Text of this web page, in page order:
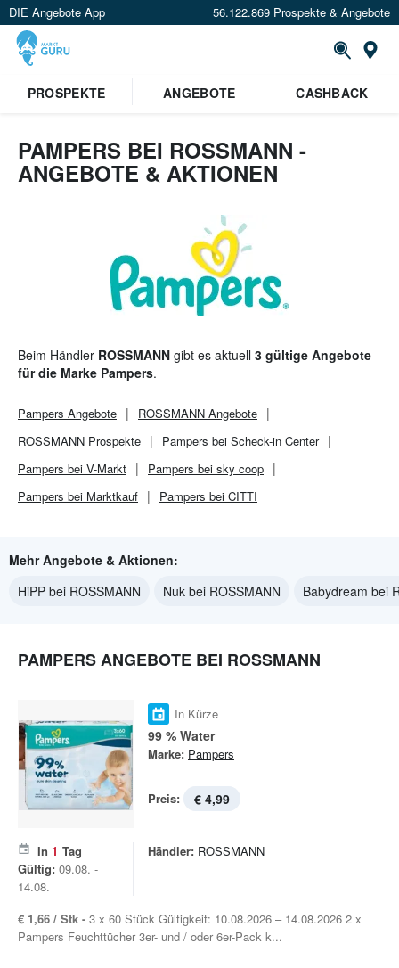
DIE Angebote App 56.122.869 Prospekte & Angebote
Standort festlegen
PROSPEKTE ANGEBOTE CASHBACK
PAMPERS BEI ROSSMANN -
ANGEBOTE & AKTIONEN
Beim Händler ROSSMANN gibt es aktuell 3 gültige Angebote
für die Marke Pampers.
Pampers Angebote ROSSMANN Angebote
ROSSMANN Prospekte
Pampers bei Scheck-in Center
Pampers bei V-Markt
Pampers bei sky coop
Pampers bei Marktkauf
Pampers bei CITTI
Mehr Angebote & Aktionen:
HiPP bei ROSSMANN
Nuk bei ROSSMANN Babydream bei
PAMPERS ANGEBOTE BEI ROSSMANN
In Kürze
99 % Water
Marke: Pampers
Preis: € 4,99
In 1 Tag
Gültig: 09.08. -
14.08.
Händler: ROSSMANN
€ 1,66 / Stk - 3 x 60 Stück Gültigkeit: 10.08.2026 – 14.08.2026 2 x
Pampers Feuchttücher 3er- und / oder 6er-Pack k...